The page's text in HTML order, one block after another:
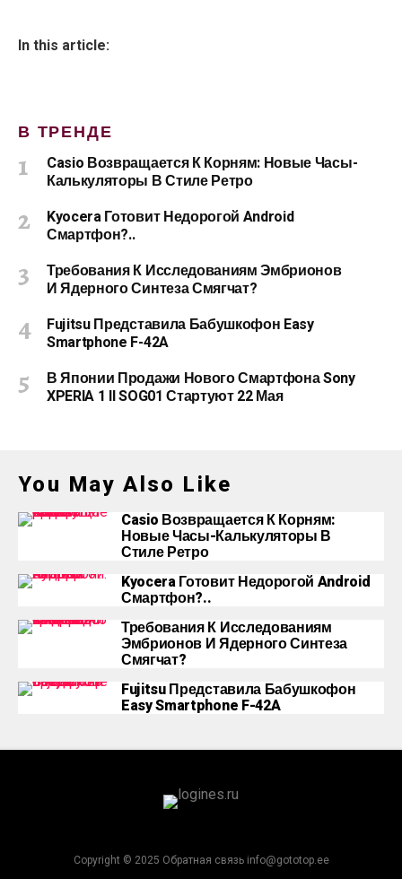
In this article:
В ТРЕНДЕ
Casio Возвращается К Корням: Новые Часы-
Калькуляторы В Стиле Ретро
Kyocera Готовит Недорогой Android
Смартфон?..
Требования К Исследованиям Эмбрионов
И Ядерного Синтеза Смягчат?
Fujitsu Представила Бабушкофон Easy
Smartphone F-42A
В Японии Продажи Нового Смартфона Sony
XPERIA 1 II SOG01 Стартуют 22 Мая
You May Also Like
Casio Возвращается К Корням:
Новые Часы-Калькуляторы В
Стиле Ретро
Kyocera Готовит Недорогой Android
Смартфон?..
Требования К Исследованиям
Эмбрионов И Ядерного Синтеза
Смягчат?
Fujitsu Представила Бабушкофон
Easy Smartphone F-42A
Copyright © 2025 Обратная связь info@gototop.ee